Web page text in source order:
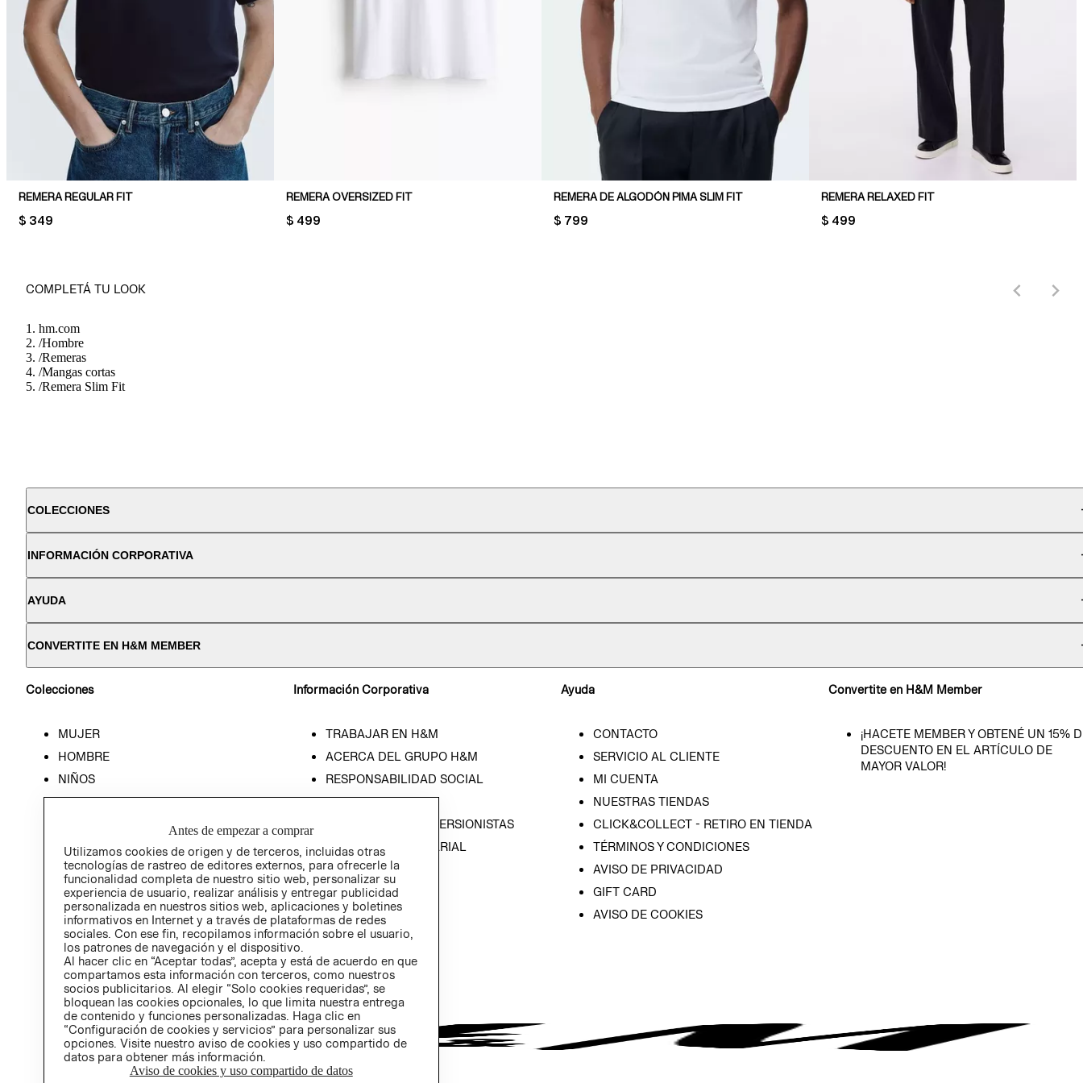
REMERA REGULAR FIT
PRICE:
$ 349
REMERA OVERSIZED FIT
PRICE:
$ 499
REMERA DE ALGODÓN PIMA SLIM FIT
PRICE:
$ 799
REMERA RELAXED FIT
PRICE:
$ 499
COMPLETÁ TU LOOK
hm.com
/Hombre
/Remeras
/Mangas cortas
/Remera Slim Fit
COLECCIONES
INFORMACIÓN CORPORATIVA
AYUDA
CONVERTITE EN H&M MEMBER
Colecciones
MUJER
HOMBRE
NIÑOS
HOME
Información Corporativa
TRABAJAR EN H&M
ACERCA DEL GRUPO H&M
RESPONSABILIDAD SOCIAL
PRENSA
RELACIÓN CON INVERSIONISTAS
POLÍTICA EMPRESARIAL
Ayuda
CONTACTO
SERVICIO AL CLIENTE
MI CUENTA
NUESTRAS TIENDAS
CLICK&COLLECT - RETIRO EN TIENDA
TÉRMINOS Y CONDICIONES
AVISO DE PRIVACIDAD
GIFT CARD
AVISO DE COOKIES
Convertite en H&M Member
¡HACETE MEMBER Y OBTENÉ UN 15%
DESCUENTO EN EL ARTÍCULO DE
MAYOR VALOR!
Antes de empezar a comprar
Utilizamos cookies de origen y de terceros, incluidas otras
tecnologías de rastreo de editores externos, para ofrecerle la
funcionalidad completa de nuestro sitio web, personalizar su
experiencia de usuario, realizar análisis y entregar publicidad
personalizada en nuestros sitios web, aplicaciones y boletines
informativos en Internet y a través de plataformas de redes
sociales. Con ese fin, recopilamos información sobre el usuario,
los patrones de navegación y el dispositivo.
Al hacer clic en “Aceptar todas”, acepta y está de acuerdo en que
compartamos esta información con terceros, como nuestros
socios publicitarios. Al elegir “Solo cookies requeridas”, se
bloquean las cookies opcionales, lo que limita nuestra entrega
de contenido y funciones personalizadas. Haga clic en
“Configuración de cookies y servicios” para personalizar sus
opciones. Visite nuestro aviso de cookies y uso compartido de
datos para obtener más información.
Aviso de cookies y uso compartido de datos